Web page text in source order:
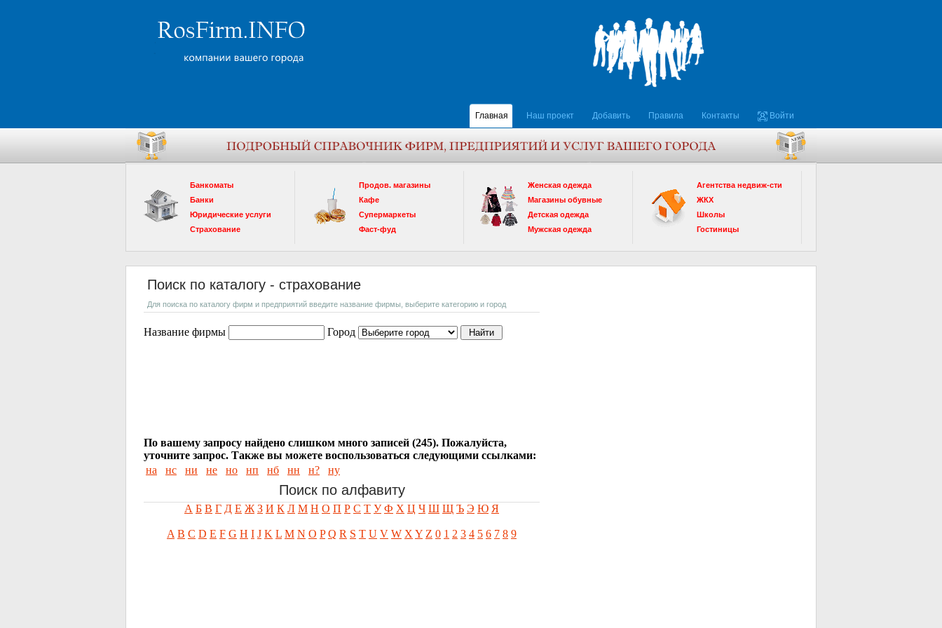
Главная Наш проект Добавить Правила Контакты Войти
Банкоматы
Банки
Юридические услуги
Страхование
Продов. магазины
Кафе
Супермаркеты
Фаст-фуд
Женская одежда
Магазины обувные
Детская одежда
Мужская одежда
Агентства недвиж-сти
ЖКХ
Школы
Гостиницы
Поиск по каталогу - страхование
Для поиска по каталогу фирм и предприятий введите название фирмы, выберите категорию и город
Название фирмы Город
По вашему запросу найдено слишком много записей (245). Пожалуйста,
уточните запрос. Также вы можете воспользоваться следующими ссылками:
на
нс ни не но нп нб нн н? ну
Поиск по алфавиту
А Б В Г Д Е Ж З И К Л М Н О П Р С Т У Ф Х Ц Ч Ш Щ Ъ Э Ю Я
A B C D E F G H I J K L M N O P Q R S T U V W X Y Z 0 1 2 3 4 5 6 7 8 9